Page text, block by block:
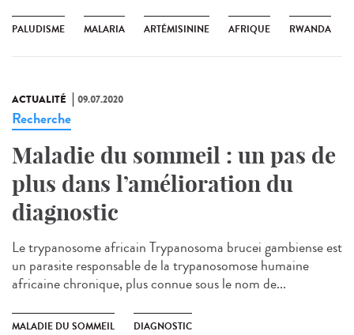
PALUDISME MALARIA ARTÉMISININE AFRIQUE RWANDA
ACTUALITÉ 09.07.2020
Recherche
Maladie du sommeil : un pas de
plus dans l’amélioration du
diagnostic
Le trypanosome africain Trypanosoma brucei gambiense est
un parasite responsable de la trypanosomose humaine
africaine chronique, plus connue sous le nom de...
MALADIE DU SOMMEIL DIAGNOSTIC